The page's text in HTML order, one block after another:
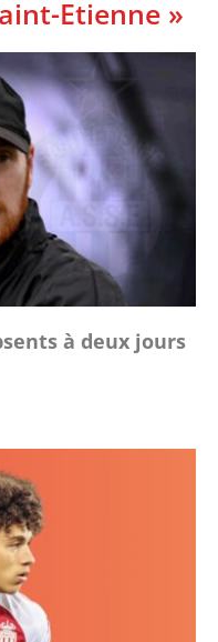
Etienne »
à deux jours